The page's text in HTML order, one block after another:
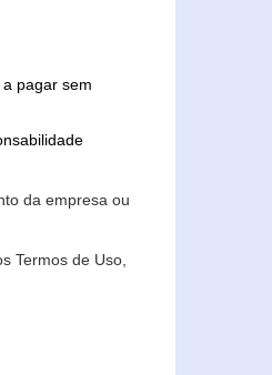
pagar sem
da empresa ou
Termos de Uso,